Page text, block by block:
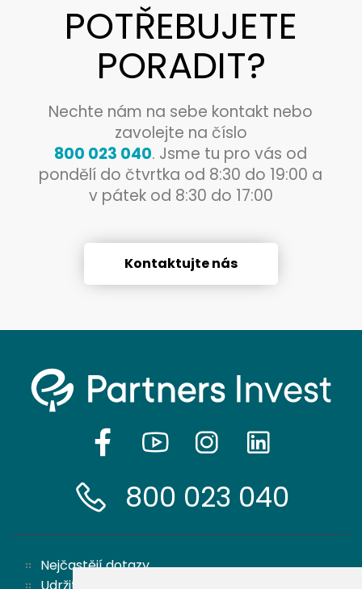
POTŘEBUJETE
PORADIT?
Nechte nám na sebe kontakt nebo
zavolejte na číslo
800 023 040. Jsme tu pro vás od
pondělí do čtvrtka od 8:30 do 19:00 a
v pátek od 8:30 do 17:00
Kontaktujte nás
800 023 040
Nejčastějí dotazy